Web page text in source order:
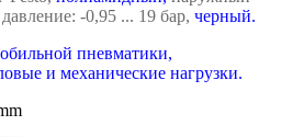
-0,95 ... 19 бар, черный.
пневматики,
и механические нагрузки.